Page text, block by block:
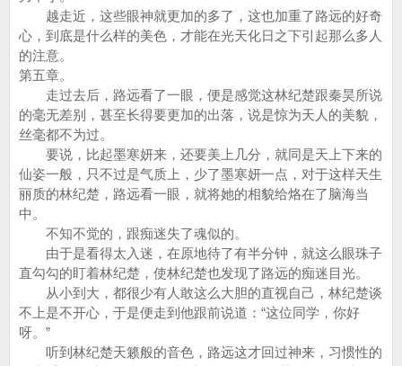
越走近，这些眼神就更加的多了，这也加重了路远的好奇
心，到底是什么样的美色，才能在光天化日之下引起那么多人
的注意。
第五章。
走过去后，路远看了一眼，便是感觉这林纪楚跟秦昊所说
的毫无差别，甚至长得要更加的出落，说是惊为天人的美貌，
丝毫都不为过。
要说，比起墨寒妍来，还要美上几分，就同是天上下来的
仙姿一般，只不过是气质上，少了墨寒妍一点，对于这样天生
丽质的林纪楚，路远看一眼，就将她的相貌给烙在了脑海当
中。
不知不觉的，跟痴迷失了魂似的。
由于是看得太入迷，在原地待了有半分钟，就这么眼珠子
直勾勾的盯着林纪楚，使林纪楚也发现了路远的痴迷目光。
从小到大，都很少有人敢这么大胆的直视自己，林纪楚谈
不上是不开心，于是便走到他跟前说道：“这位同学，你好
呀。”
听到林纪楚天籁般的音色，路远这才回过神来，习惯性的